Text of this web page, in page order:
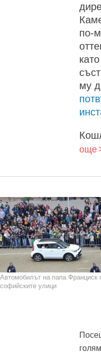
по-
му
още
Автомобилът на папа Франциск
софийските улици